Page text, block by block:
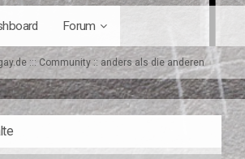
Forum
::: Community :: anders als die anderen